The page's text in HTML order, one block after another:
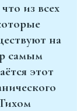
из всех
на
самым
этот